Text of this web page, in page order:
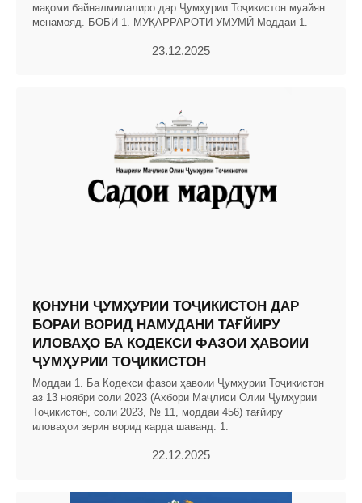
мақоми байналмилалиро дар Ҷумҳурии Тоҷикистон муайян
менамояд. БОБИ 1. МУҚАРРАРОТИ УМУМӢ Моддаи 1.
23.12.2025
ҚОНУНИ ҶУМҲУРИИ ТОҶИКИСТОН ДАР
БОРАИ ВОРИД НАМУДАНИ ТАҒЙИРУ
ИЛОВАҲО БА КОДЕКСИ ФАЗОИ ҲАВОИИ
ҶУМҲУРИИ ТОҶИКИСТОН
Моддаи 1. Ба Кодекси фазои ҳавоии Ҷумҳурии Тоҷикистон
аз 13 ноябри соли 2023 (Ахбори Маҷлиси Олии Ҷумҳурии
Тоҷикистон, соли 2023, № 11, моддаи 456) тағйиру
иловаҳои зерин ворид карда шаванд: 1.
22.12.2025